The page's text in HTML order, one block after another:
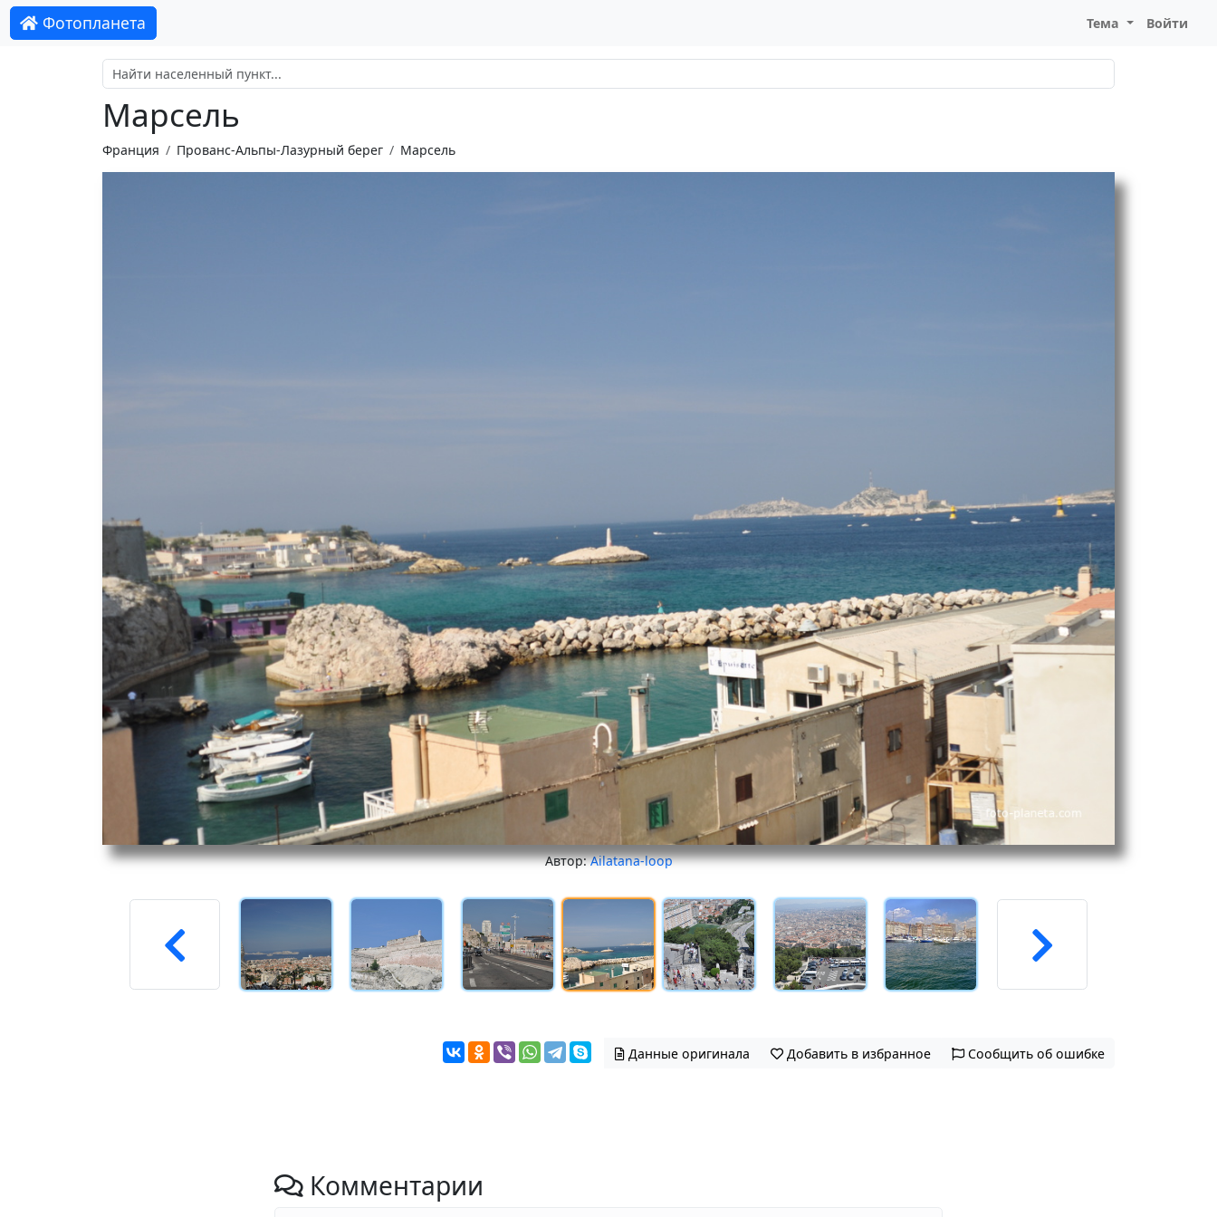
Фотопланета Тема Войти
Марсель
Франция Прованс-Альпы-Лазурный берег Марсель
Автор:Ailatana-loop
Данные оригинала Добавить в избранное Сообщить об ошибке
Комментарии